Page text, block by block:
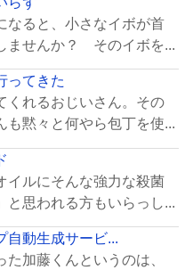
なると、小さなイボが首
ませんか？ そのイボを...
ってきた
くれるおじいさん。その
も黙々と何やら包丁を使...
イルにそんな強力な殺菌
思われる方もいらっし...
自動生成サービ...
た加藤くんというのは、